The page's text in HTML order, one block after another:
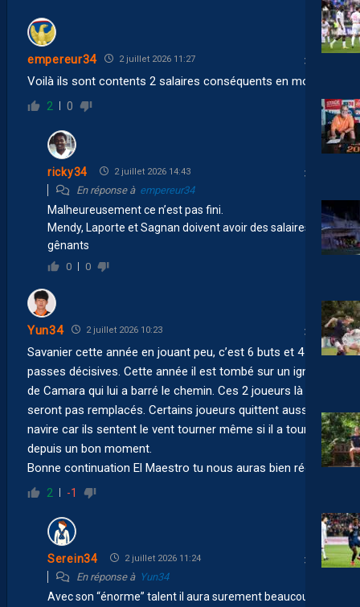
empereur34 2 juillet 2026 11:27
Voilà ils sont contents 2 salaires conséquents en moins.
2 0
ricky34 2 juillet 2026 14:43
En réponse à empereur34
Malheureusement ce n’est pas fini.
Mendy, Laporte et Sagnan doivent avoir des salaires
gênants
0 0
Yun34 2 juillet 2026 10:23
Savanier cette année en jouant peu, c’est 6 buts et 4
passes décisives. Cette année il est tombé sur un ignare
de Camara qui lui a barré le chemin. Ces 2 joueurs là ne
seront pas remplacés. Certains joueurs quittent aussi le
navire car ils sentent le vent tourner même si il a tourné
depuis un bon moment.
Bonne continuation El Maestro tu nous auras bien régalé.
2 -1
Serein34 2 juillet 2026 11:24
En réponse à Yun34
Avec son “énorme” talent il aura surement beaucoup de